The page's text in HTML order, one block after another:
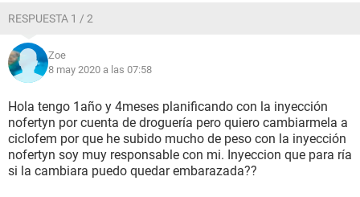
RESPUESTA 1 / 2
Zoe
8 may 2020 a las 07:58
Hola tengo 1año y 4meses planificando con la inyección
nofertyn por cuenta de droguería pero quiero cambiarmela a
ciclofem por que he subido mucho de peso con la inyección
nofertyn soy muy responsable con mi. Inyeccion que para ría
si la cambiara puedo quedar embarazada??